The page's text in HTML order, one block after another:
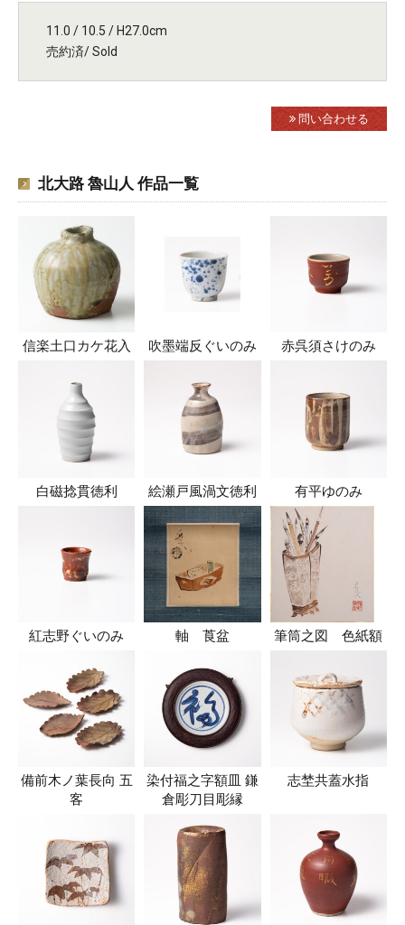
11.0 / 10.5 / H27.0cm
売約済/ Sold
問い合わせる
北大路 魯山人 作品一覧
信楽土口カケ花入 吹墨端反ぐいのみ 赤呉須さけのみ
白磁捻貫徳利 絵瀬戸風渦文徳利 有平ゆのみ
紅志野ぐいのみ 軸 莨盆 筆筒之図 色紙額
備前木ノ葉長向 五
客
染付福之字額皿 鎌
倉彫刀目彫縁
志埜共蓋水指